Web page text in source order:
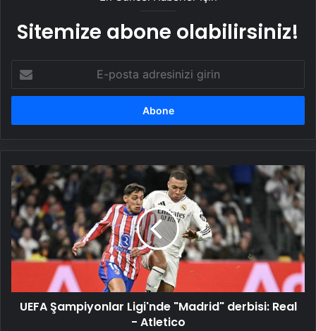
Sitemize abone olabilirsiniz!
posta
adresinizi
UEFA
Şampiyonlar
Ligi'nde
"Madrid"
derbisi:
Real
-
UEFA Şampiyonlar Ligi'nde "Madrid" derbisi: Real
- Atletico